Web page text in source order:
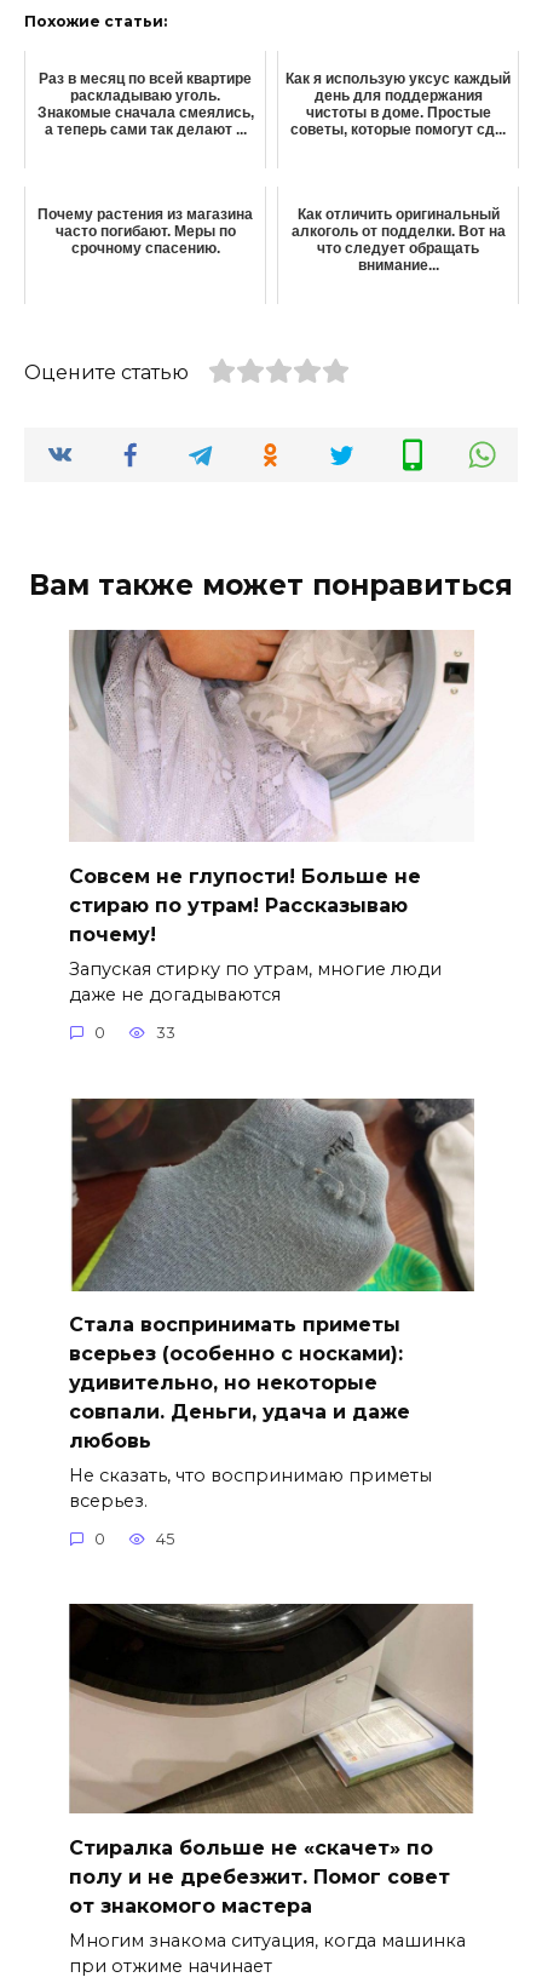
Похожие статьи:
Раз в месяц по всей квартире
раскладываю уголь.
Знакомые сначала смеялись,
а теперь сами так делают ...
Как я использую уксус каждый
день для поддержания
чистоты в доме. Простые
советы, которые помогут сд...
Почему растения из магазина
часто погибают. Меры по
срочному спасению.
Как отличить оригинальный
алкоголь от подделки. Вот на
что следует обращать
внимание...
Оцените статью
Вам также может понравиться
Совсем не глупости! Больше не
стираю по утрам! Рассказываю
почему!
Запуская стирку по утрам, многие люди
даже не догадываются
0 33
Стала воспринимать приметы
всерьез (особенно с носками):
удивительно, но некоторые
совпали. Деньги, удача и даже
любовь
Не сказать, что воспринимаю приметы
всерьез.
0 45
Стиралка больше не «скачет» по
полу и не дребезжит. Помог совет
от знакомого мастера
Многим знакома ситуация, когда машинка
при отжиме начинает